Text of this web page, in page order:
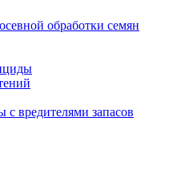
обработки семян
с вредителями запасов